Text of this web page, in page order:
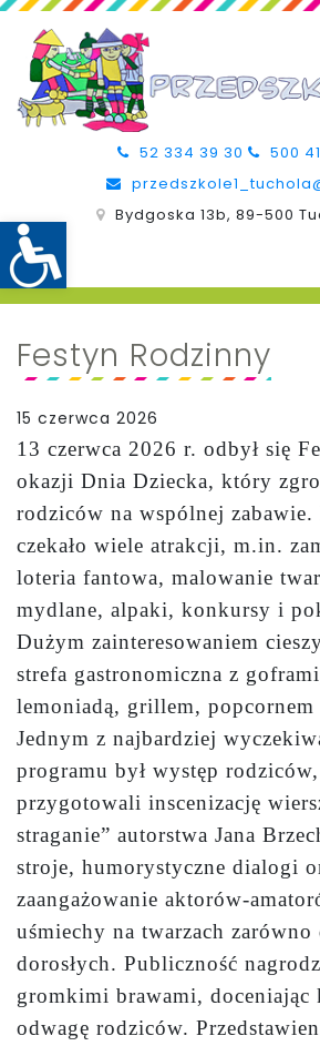
52 334 39 30
500
Bydgoska 13b, 89-500
Festyn Rodzinny
15 czerwca 2026
13 czerwca 2026 r. odbył się
okazji Dnia Dziecka, który
rodziców na wspólnej
czekało wiele atrakcji, m.in.
loteria fantowa, malowanie
mydlane, alpaki, konkursy i
Dużym zainteresowaniem
strefa gastronomiczna z
lemoniadą, grillem,
Jednym z najbardziej
programu był występ
przygotowali inscenizację
straganie” autorstwa Jana
stroje, humorystyczne dialogi
zaangażowanie aktorów-
uśmiechy na twarzach
dorosłych. Publiczność
gromkimi brawami, doceniając
odwagę rodziców.